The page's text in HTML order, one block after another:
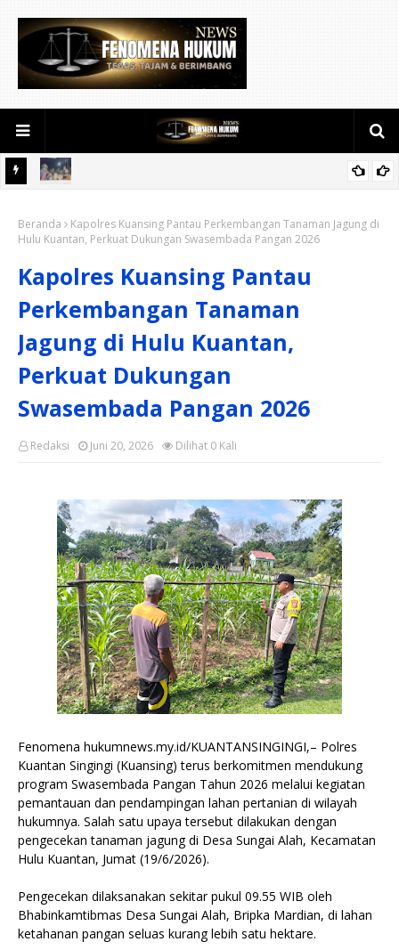
Narkotika Rumbai Gelar Razia Rutin Blok Hunian
Beranda
Kapolres Kuansing Pantau Perkembangan Tanaman Jagung di
Hulu Kuantan, Perkuat Dukungan Swasembada Pangan 2026
Kapolres Kuansing Pantau
Perkembangan Tanaman
Jagung di Hulu Kuantan,
Perkuat Dukungan
Swasembada Pangan 2026
Redaksi Dilihat 0 Kali
Juni 20, 2026
Fenomena hukumnews.my.id/KUANTANSINGINGI,– Polres
Kuantan Singingi (Kuansing) terus berkomitmen mendukung
program Swasembada Pangan Tahun 2026 melalui kegiatan
pemantauan dan pendampingan lahan pertanian di wilayah
hukumnya. Salah satu upaya tersebut dilakukan dengan
pengecekan tanaman jagung di Desa Sungai Alah, Kecamatan
Hulu Kuantan, Jumat (19/6/2026).
Pengecekan dilaksanakan sekitar pukul 09.55 WIB oleh
Bhabinkamtibmas Desa Sungai Alah, Bripka Mardian, di lahan
ketahanan pangan seluas kurang lebih satu hektare.